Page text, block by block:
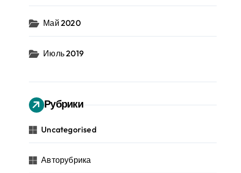
Май 2020
Июль 2019
Рубрики
Uncategorised
Авторубрика